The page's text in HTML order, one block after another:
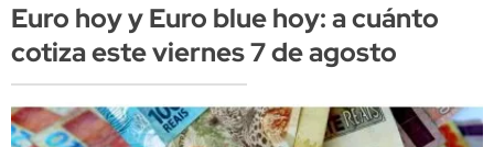
Euro hoy y Euro blue hoy: a cuánto
cotiza este viernes 7 de agosto